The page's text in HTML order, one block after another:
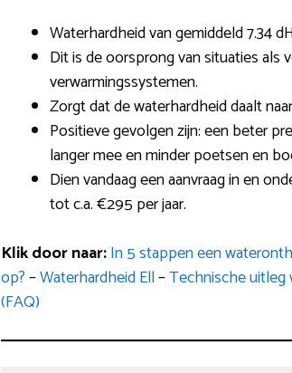
Waterhardheid van gemiddeld 7.34
Dit is de oorsprong van situaties als
verwarmingssystemen.
Zorgt dat de waterhardheid daalt
Positieve gevolgen zijn: een beter
langer mee en minder poetsen en
Dien vandaag een aanvraag in en
tot c.a. €295 per jaar.
Klik door naar:In 5 stappen een
op?–Waterhardheid Ell–Technische uitleg
(FAQ)